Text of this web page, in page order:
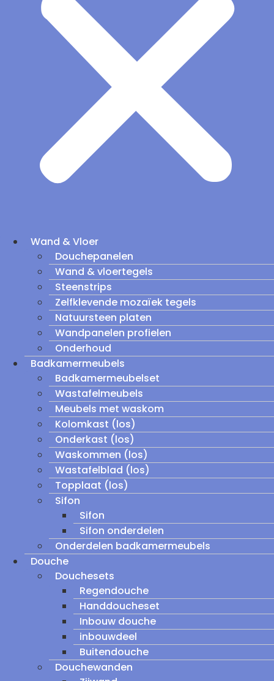
Wand & Vloer
Douchepanelen
Wand & vloertegels
Steenstrips
Zelfklevende mozaïek tegels
Natuursteen platen
Wandpanelen profielen
Onderhoud
Badkamermeubels
Badkamermeubelset
Wastafelmeubels
Meubels met waskom
Kolomkast (los)
Onderkast (los)
Waskommen (los)
Wastafelblad (los)
Topplaat (los)
Sifon
Sifon
Sifon onderdelen
Onderdelen badkamermeubels
Douche
Douchesets
Regendouche
Handdoucheset
Inbouw douche
inbouwdeel
Buitendouche
Douchewanden